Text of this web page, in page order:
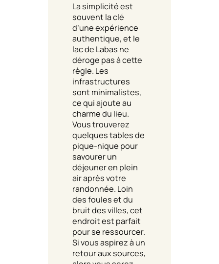
La simplicité est
souvent la clé
d’une expérience
authentique, et le
lac de Labas ne
déroge pas à cette
règle. Les
infrastructures
sont minimalistes,
ce qui ajoute au
charme du lieu.
Vous trouverez
quelques tables de
pique-nique pour
savourer un
déjeuner en plein
air après votre
randonnée. Loin
des foules et du
bruit des villes, cet
endroit est parfait
pour se ressourcer.
Si vous aspirez à un
retour aux sources,